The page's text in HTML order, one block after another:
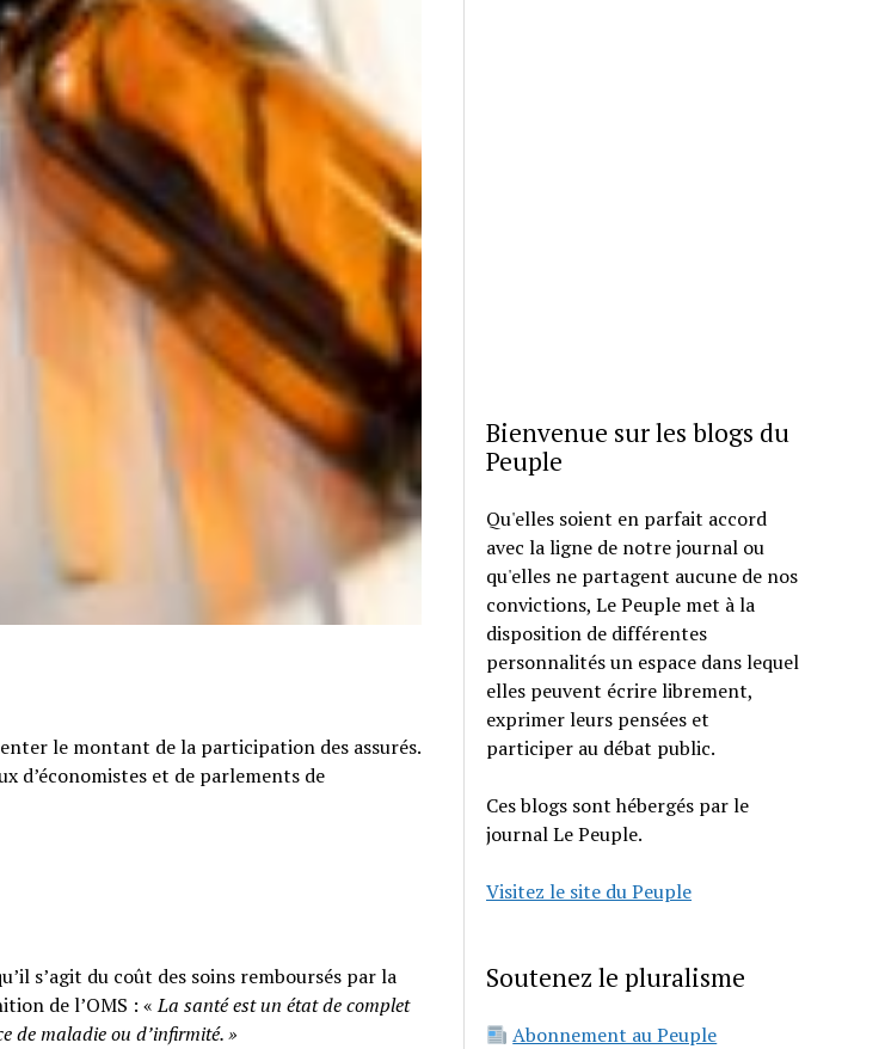
le montant de la participation des assurés.
d’économistes et de parlements de
s’agit du coût des soins remboursés par la
de l’OMS : «La santé est un état de complet
de maladie ou d’infirmité.»
Bienvenue sur les blogs du
Peuple
Qu'elles soient en parfait accord
avec la ligne de notre journal ou
qu'elles ne partagent aucune de nos
convictions, Le Peuple met à la
disposition de différentes
personnalités un espace dans lequel
elles peuvent écrire librement,
exprimer leurs pensées et
participer au débat public.
Ces blogs sont hébergés par le
journal Le Peuple.
Visitez le site du Peuple
Soutenez le pluralisme
Abonnement au Peuple